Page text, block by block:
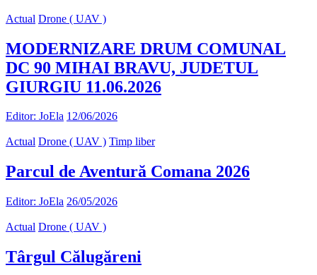
Actual Drone ( UAV )
MODERNIZARE DRUM COMUNAL
DC 90 MIHAI BRAVU, JUDETUL
GIURGIU 11.06.2026
Editor: JoEla 12/06/2026
Actual Drone ( UAV ) Timp liber
Parcul de Aventură Comana 2026
Editor: JoEla 26/05/2026
Actual Drone ( UAV )
Târgul Călugăreni